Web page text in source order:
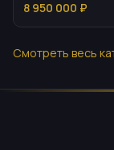
интенсивных
8 950 000 ₽
Смотреть весь